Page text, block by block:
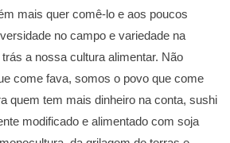
mais quer comê-lo e aos poucos
no campo e variedade na
a nossa cultura alimentar. Não
come fava, somos o povo que come
quem tem mais dinheiro na conta, sushi
modificado e alimentado com soja